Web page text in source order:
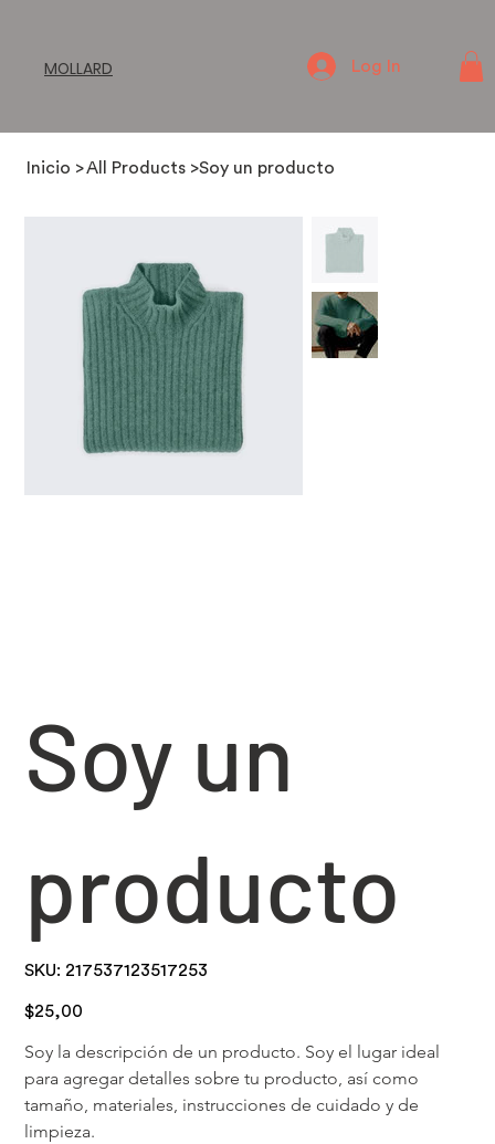
MOLLARD Log In
Inicio >All Products >Soy un producto
Soy un
producto
SKU: SKU
217537123517253
217537123517253
Price
$25,00
Soy la descripción de un producto. Soy el lugar ideal
para agregar detalles sobre tu producto, así como
tamaño, materiales, instrucciones de cuidado y de
limpieza.